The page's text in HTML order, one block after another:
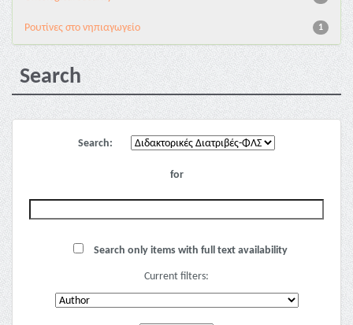
1
Pουτίνες στο νηπιαγωγείο
Search
Search:
for
Search only items with full text availability
Current filters: